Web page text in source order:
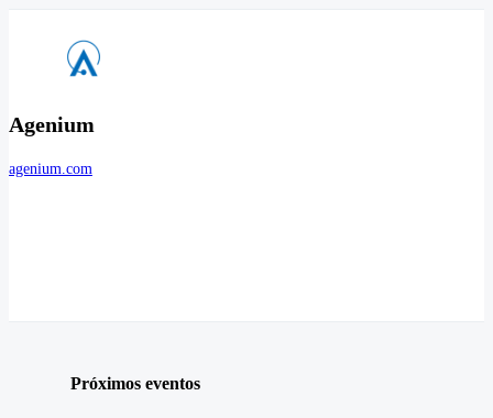
Agenium
agenium.com
Próximos eventos